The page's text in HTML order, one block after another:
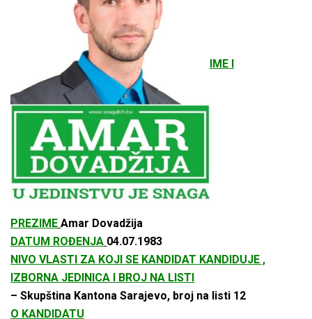
IME I
PREZIME Amar Dovadžija
DATUM ROĐENJA 04.07.1983
NIVO VLASTI ZA KOJI SE KANDIDAT KANDIDUJE ,
IZBORNA JEDINICA I BROJ NA LISTI
– Skupština Kantona Sarajevo, broj na listi 12
O KANDIDATU